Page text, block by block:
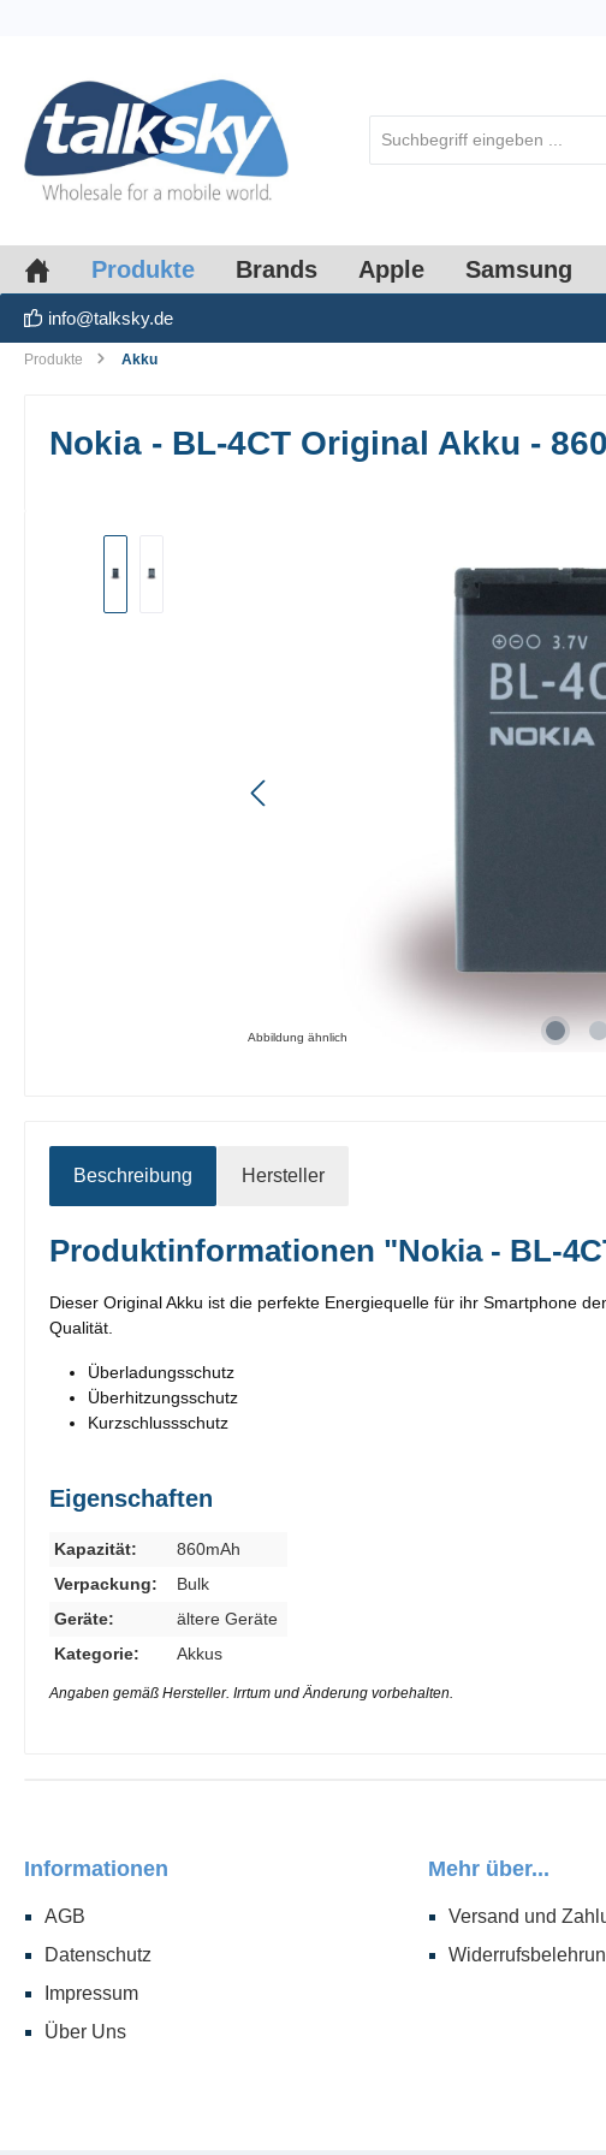
Produkte Brands Apple Samsung
info@talksky.de
Produkte Akku
Nokia - BL-4CT Original Akku -
Abbildung ähnlich
Beschreibung Hersteller
Produktinformationen "Nokia - BL-
Dieser Original Akku ist die perfekte Energiequelle für ihr Smartphone
Qualität.
Überladungsschutz
Überhitzungsschutz
Kurzschlussschutz
Eigenschaften
Kapazität:
860mAh
Verpackung:
Bulk
Geräte:
ältere Geräte
Kategorie:
Akkus
Angaben gemäß Hersteller. Irrtum und Änderung vorbehalten.
Informationen
AGB
Datenschutz
Impressum
Über Uns
Mehr über...
Versand und